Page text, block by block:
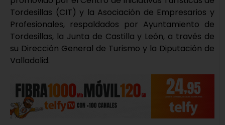
Tordesillas (CIT) y la Asociación de Empresarios y
Profesionales, respaldados por Ayuntamiento de
Tordesillas, la Junta de Castilla y León, a través de
su Dirección General de Turismo y la Diputación de
Valladolid.